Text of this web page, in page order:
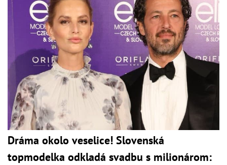
Dráma okolo veselice! Slovenská
topmodelka odkladá svadbu s milionárom: